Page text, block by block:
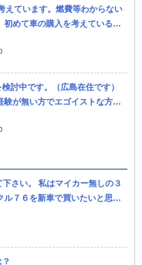
えています。燃費等わからない
初めて車の購入を考えている者
ングラーの購入を考えていまし
討中です。（広島在住です）
が無い方でエゴイストな方は
べた,デメリットを書きます
さい。 私はマイカー無しの３
ル７６を新車で買いたいと思っ
８０万円と高額なのが欠点。